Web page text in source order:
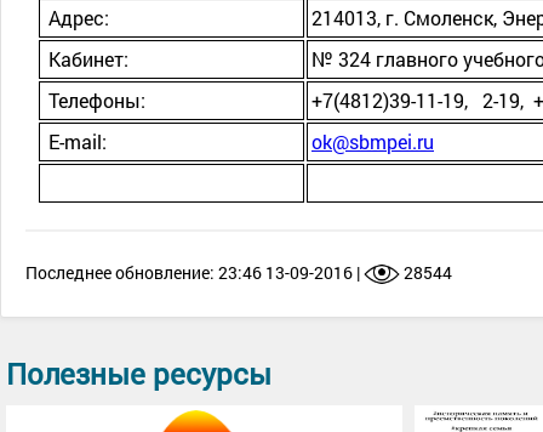
Адрес:
214013, г. Смоленск,
Кабинет:
№ 324 главного
Телефоны:
+7(4812)39-11-19, 2-19,
E-mail:
ok@sbmpei.ru
Последнее обновление: 23:46 13-09-2016 | 28544
Полезные ресурсы